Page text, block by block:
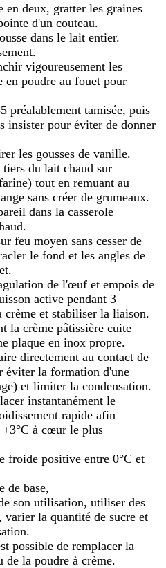
en deux, gratter les graines
d'un couteau.
dans le lait entier.
vigoureusement les
en poudre au fouet pour
préalablement tamisée, puis
insister pour éviter de donner
les gousses de vanille.
tiers du lait chaud sur
tout en remuant au
sans créer de grumeaux.
dans la casserole
feu moyen sans cesser de
le fond et les angles de
de l'œuf et empois de
active pendant 3
crème et stabiliser la liaison.
la crème pâtissière cuite
plaque en inox propre.
directement au contact de
éviter la formation d'une
et limiter la condensation.
instantanément le
rapide afin
+3°C à cœur le plus
froide positive entre 0°C et
de base,
son utilisation, utiliser des
la quantité de sucre et
possible de remplacer la
de la poudre à crème.